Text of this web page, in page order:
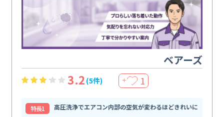
ベアーズ
3.2 (5件) ＋ 1
特⻑1
高圧洗浄でエアコン内部の空気が変わるほどきれいに